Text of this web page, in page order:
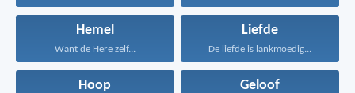
Hemel
Want de Here zelf...
Liefde
De liefde is lankmoedig...
Hoop Geloof